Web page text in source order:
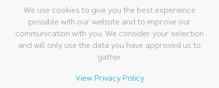
Υπηρεσίες
We use cookies to give you the best experience
possible with our website and to improve our
communication with you. We consider your selection
and will only use the data you have approved us to
gather.
View Privacy Policy